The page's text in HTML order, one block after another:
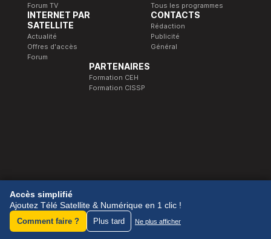
Forum TV
Tous les programmes
INTERNET PAR
SATELLITE
Actualité
Offres d'accès
Forum
CONTACTS
Rédaction
Publicité
Général
PARTENAIRES
Formation CEH
Formation CISSP
© 1989-2026 Télé Satellite et Numérique.
Accès simplifié
Ajoutez Télé Satellite & Numérique en 1 clic !
Comment faire ? Plus tard Ne plus afficher